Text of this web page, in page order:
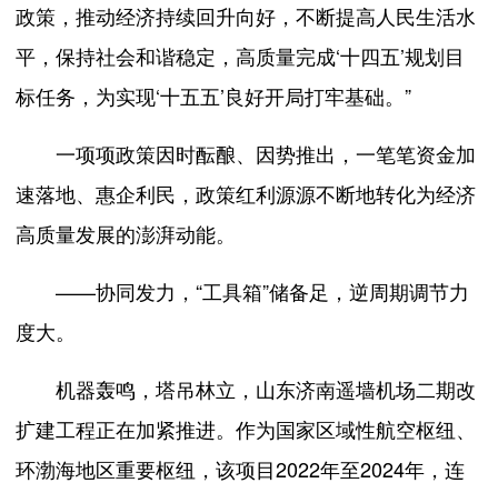
政策，推动经济持续回升向好，不断提高人民生活水
平，保持社会和谐稳定，高质量完成‘十四五’规划目
标任务，为实现‘十五五’良好开局打牢基础。”
一项项政策因时酝酿、因势推出，一笔笔资金加
速落地、惠企利民，政策红利源源不断地转化为经济
高质量发展的澎湃动能。
——协同发力，“工具箱”储备足，逆周期调节力
度大。
机器轰鸣，塔吊林立，山东济南遥墙机场二期改
扩建工程正在加紧推进。作为国家区域性航空枢纽、
环渤海地区重要枢纽，该项目2022年至2024年，连